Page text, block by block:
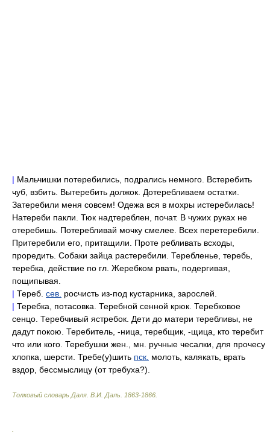
| Мальчишки потеребились, подрались немного. Встеребить
чуб, взбить. Вытеребить должок. Дотеребливаем остатки.
Затеребили меня совсем! Одежа вся в мохры истеребилась!
Натереби пакли. Тюк надтереблен, почат. В чужих руках не
отеребишь. Потеребливай мочку смелее. Всех перетеребили.
Притеребили его, притащили. Проте ребливать всходы,
проредить. Собаки зайца растеребили. Теребленье, теребь,
теребка, действие по гл. Жеребком рвать, подергивая,
пощипывая.
| Тереб. сев. росчисть из-под кустарника, зарослей.
| Теребка, потасовка. Теребной сенной крюк. Теребковое
сенцо. Теребчивый ястребок. Дети до матери теребливы, не
дадут покою. Теребитель, -ница, теребщик, -щица, кто теребит
что или кого. Теребушки жен., мн. ручные чесалки, для прочесу
хлопка, шерсти. Требе(у)шить пск. молоть, калякать, врать
вздор, бессмыслицу (от требуха?).
Толковый словарь Даля В.И. Даль. 1863-1866